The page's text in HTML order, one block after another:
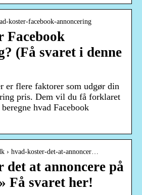
koster-facebook-annoncering
Facebook
(Få svaret i denne
flere faktorer som udgør din
pris. Dem vil du få forklaret
hvad Facebook
› hvad-koster-det-at-annoncer…
det at annoncere på
Få svaret her!